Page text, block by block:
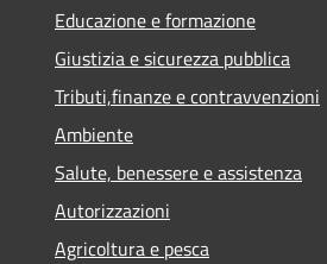
Educazione e formazione
Giustizia e sicurezza pubblica
Tributi,finanze e contravvenzioni
Ambiente
Salute, benessere e assistenza
Autorizzazioni
Agricoltura e pesca